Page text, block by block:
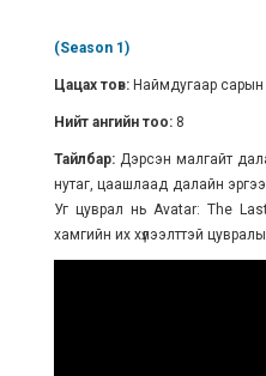
(Season 1)
Цацах тов:Наймдугаар сарын
Нийт ангийн тоо:8
Тайлбар:Дэрсэн малгайт
нутаг, цаашлаад далайн
Уг цуврал нь Avatar: The
хамгийн их хүлээлттэй